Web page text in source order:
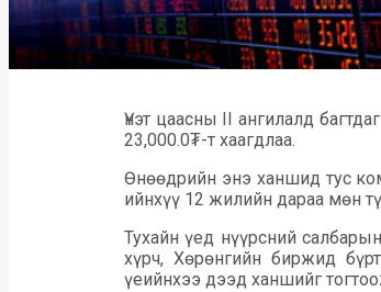
Үнэт цаасны II ангилалд багтдаг [
23,000.0₮-т хаагдлаа.
Өнөөдрийн энэ ханшид тус
ийнхүү 12 жилийн дараа мөн
Тухайн үед нүүрсний
хүрч, Хөрөнгийн биржид
үеийнхээ дээд ханшийг